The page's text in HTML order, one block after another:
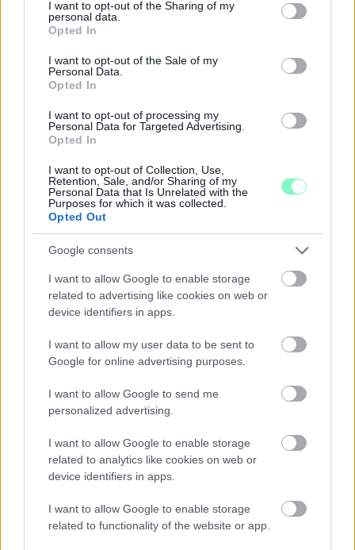
not limited to your visit or usage behaviour. You may click to
grant or deny consent to Google and its third-party tags to
use your data for below specified purposes in below Google
consent section.
I want to opt-out of the Sharing of my
personal data.
Opted In
I want to opt-out of the Sale of my
Personal Data.
Opted In
I want to opt-out of processing my
Personal Data for Targeted Advertising.
Opted In
I want to opt-out of Collection, Use,
Retention, Sale, and/or Sharing of my
Personal Data that Is Unrelated with the
Purposes for which it was collected.
Opted Out
Google consents
I want to allow Google to enable storage
related to advertising like cookies on web or
device identifiers in apps.
I want to allow my user data to be sent to
Google for online advertising purposes.
I want to allow Google to send me
personalized advertising.
I want to allow Google to enable storage
related to analytics like cookies on web or
device identifiers in apps.
I want to allow Google to enable storage
related to functionality of the website or app.
A férfi a nyílt utcán kezdte verni áldozatát.
TÁRLATVEZETÉSEK, WORKSHOP ÉS
KÖZÖNSÉGTALÁLKOZÓ VÁRJA A LÁTOGATÓKAT A
Ingyenes programokkal és különleges kiállításokkal készülnek a
– Kőtár is díjmentesen látogatható.